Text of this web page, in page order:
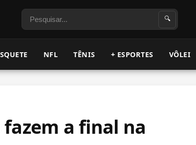
Pesquisar 🔍
NFL TÊNIS + ESPORTES VÔLEI
a final na